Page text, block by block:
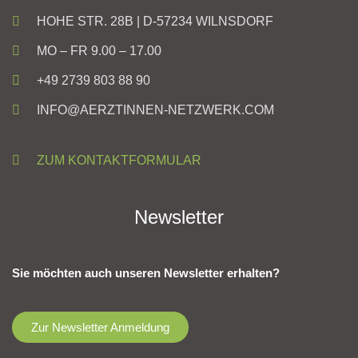
HOHE STR. 28B | D-57234 WILNSDORF
MO – FR 9.00 – 17.00
+49 2739 803 88 90
INFO@AERZTINNEN-NETZWERK.COM
ZUM KONTAKTFORMULAR
Newsletter
Sie möchten auch unseren Newsletter erhalten?
Zur Newsletter Anmeldung